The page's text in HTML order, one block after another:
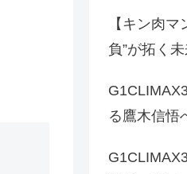
【キン肉
負”が拓く
る鷹木信悟